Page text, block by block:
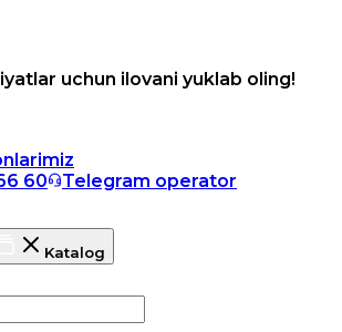
uchun ilovani yuklab oling!
60
Telegram operator
Katalog